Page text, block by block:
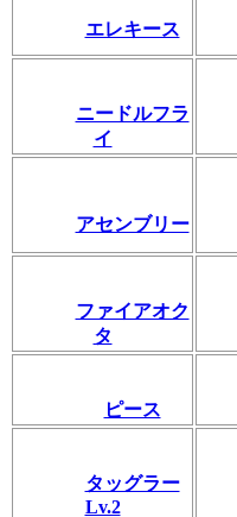
エレキース
ニードルフラ
イ
アセンブリー
ファイアオク
タ
ピース
タッグラー
Lv.2